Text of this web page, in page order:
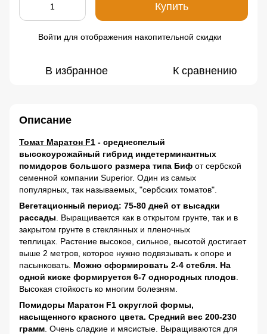
Купить
Войти для отображения накопительной скидки
В избранное К сравнению
Описание
Томат Маратон F1 - среднеспелый
высокоурожайный гибрид индетерминантных
помидоров большого размера типа Биф от сербской
семенной компании Superior. Один из самых
популярных, так называемых, "сербских томатов".
Вегетационный период: 75-80 дней от высадки
рассады . Выращивается как в открытом грунте, так и в
закрытом грунте в стеклянных и пленочных
теплицах. Растение высокое, сильное, высотой достигает
выше 2 метров, которое нужно подвязывать к опоре и
пасынковать. Можно сформировать 2-4 стебля. На
одной киске формируется 6-7 однородных плодов
Высокая стойкость ко многим болезням.
Помидоры Маратон F1 округлой формы,
насыщенного красного цвета. Средний вес 200-230
грамм . Очень сладкие и мясистые. Выращиваются для